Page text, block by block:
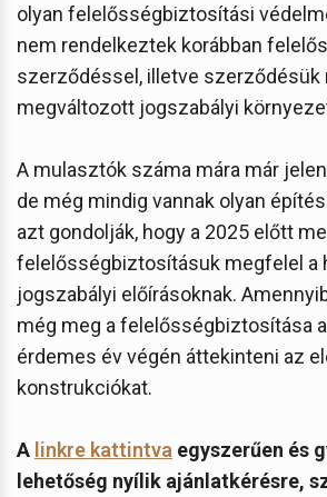
olyan felelősségbiztosítási
nem rendelkeztek korábban
szerződéssel, illetve szerződésük
megváltozott jogszabályi
A mulasztók száma mára már
de még mindig vannak olyan
azt gondolják, hogy a 2025 előtt
felelősségbiztosításuk megfelel a
jogszabályi előírásoknak.
még meg a felelősségbiztosítása
érdemes év végén áttekinteni az
konstrukciókat.
A linkre kattintva egyszerűen és
lehetőség nyílik ajánlatkérésre,